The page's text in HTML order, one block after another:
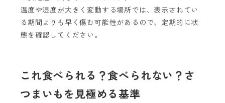
温度や湿度が大きく変動する場所では、表示されてい
る期間よりも早く傷む可能性があるので、定期的に状
態を確認してください。
これ食べられる？食べられない？さ
つまいもを見極める基準